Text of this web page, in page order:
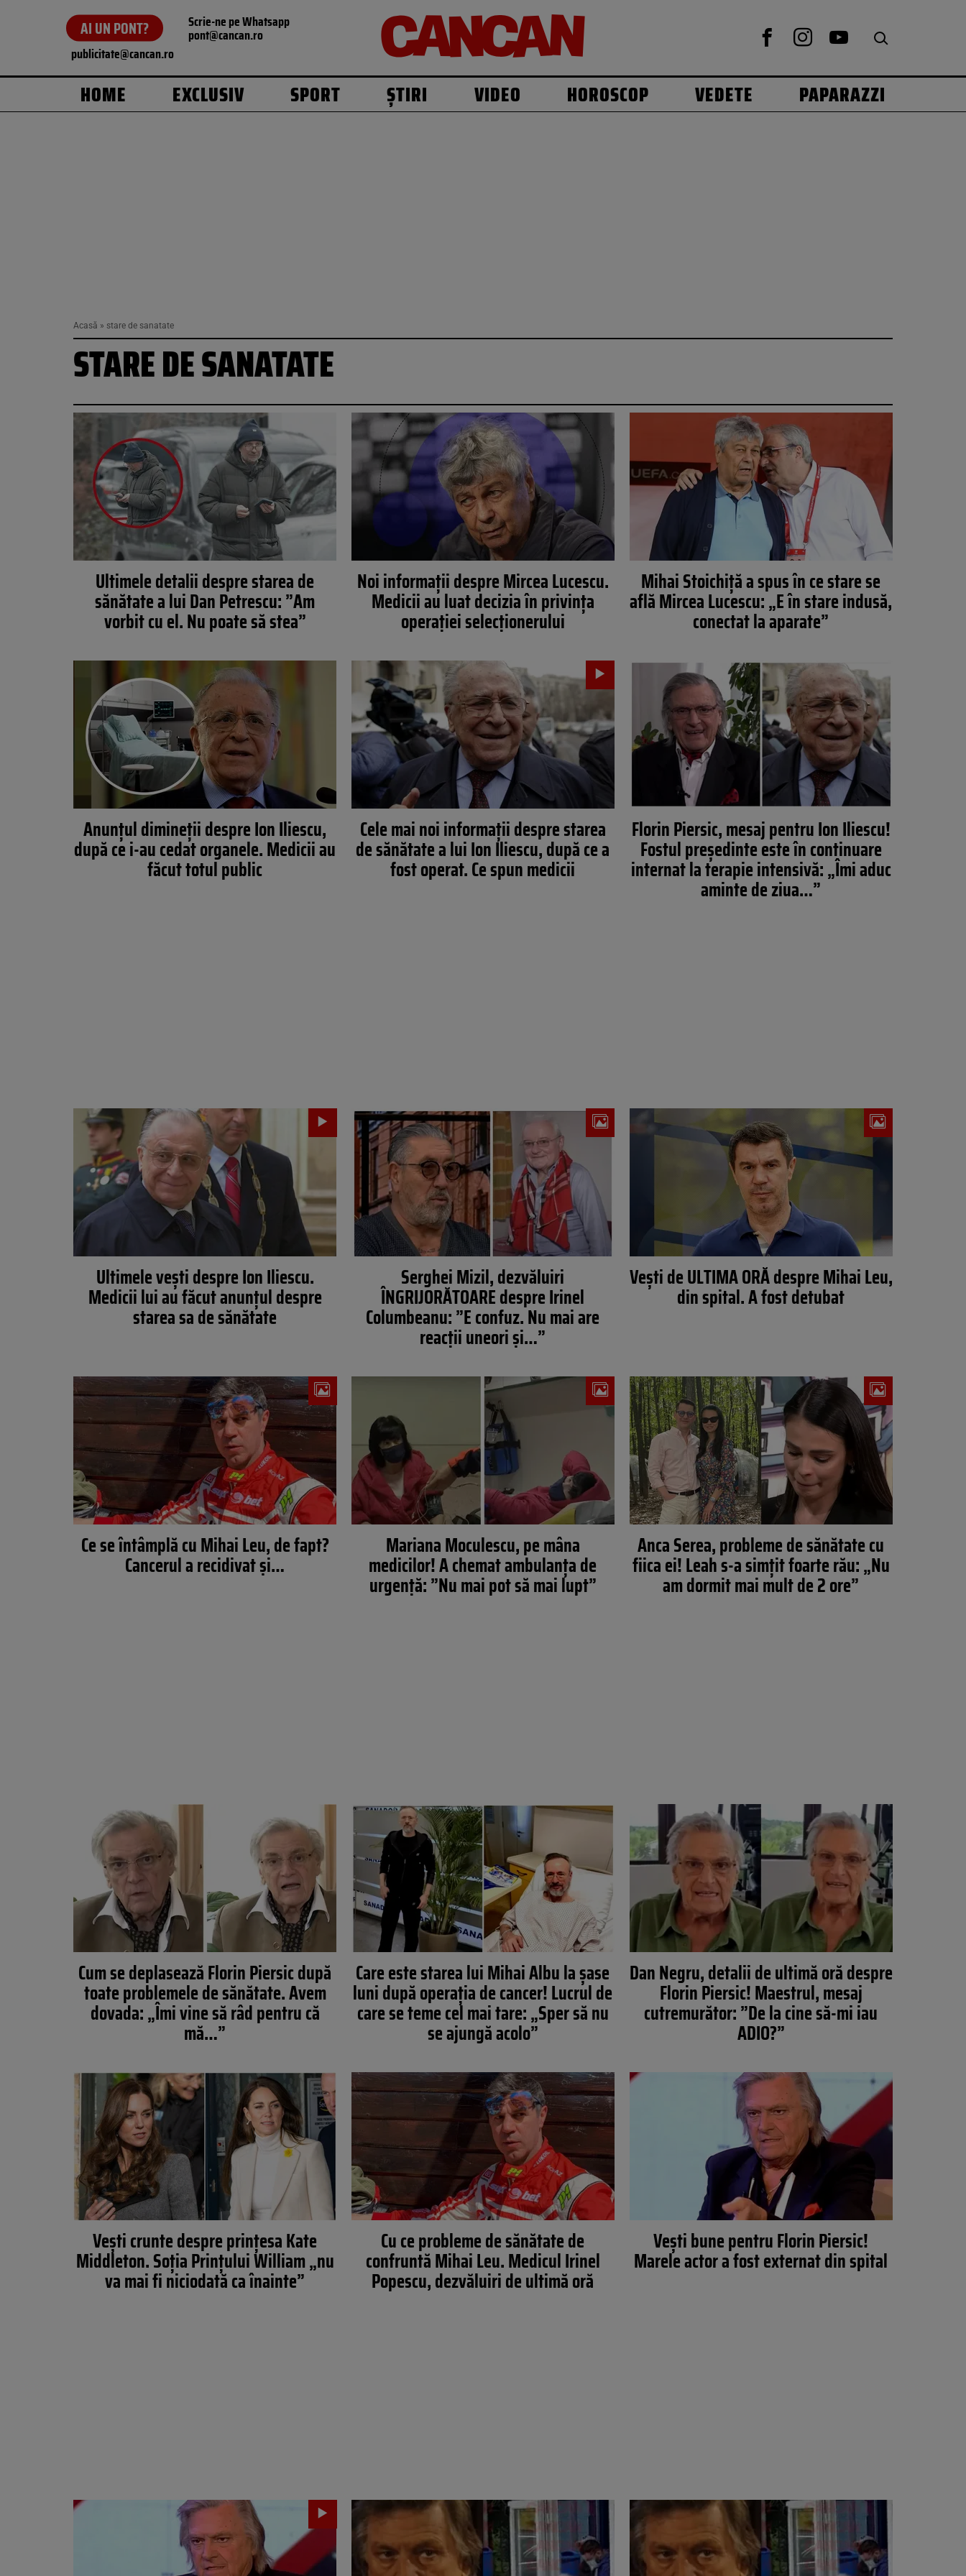
AI UN PONT? Scrie-ne pe Whatsapp
pont@cancan.ro
publicitate@cancan.ro
HOME EXCLUSIV SPORT ȘTIRI VIDEO HOROSCOP VEDETE PAPARAZZI
Acasă » stare de sanatate
STARE DE SANATATE
Ultimele detalii despre starea de
sănătate a lui Dan Petrescu: ”Am
vorbit cu el. Nu poate să stea”
Noi informații despre Mircea Lucescu.
Medicii au luat decizia în privința
operației selecționerului
Mihai Stoichiță a spus în ce stare se
află Mircea Lucescu: „E în stare indusă,
conectat la aparate”
Anunțul dimineții despre Ion Iliescu,
după ce i-au cedat organele. Medicii au
făcut totul public
Cele mai noi informații despre starea
de sănătate a lui Ion Iliescu, după ce a
fost operat. Ce spun medicii
Florin Piersic, mesaj pentru Ion Iliescu!
Fostul președinte este în continuare
internat la terapie intensivă: „Îmi aduc
aminte de ziua…”
Ultimele vești despre Ion Iliescu.
Medicii lui au făcut anunțul despre
starea sa de sănătate
Serghei Mizil, dezvăluiri
ÎNGRIJORĂTOARE despre Irinel
Columbeanu: ”E confuz. Nu mai are
reacții uneori și…”
Vești de ULTIMA ORĂ despre Mihai Leu,
din spital. A fost detubat
Ce se întâmplă cu Mihai Leu, de fapt?
Cancerul a recidivat și…
Mariana Moculescu, pe mâna
medicilor! A chemat ambulanța de
urgență: ”Nu mai pot să mai lupt”
Anca Serea, probleme de sănătate cu
fiica ei! Leah s-a simțit foarte rău: „Nu
am dormit mai mult de 2 ore”
Cum se deplasează Florin Piersic după
toate problemele de sănătate. Avem
dovada: „Îmi vine să râd pentru că
mă…”
Care este starea lui Mihai Albu la șase
luni după operația de cancer! Lucrul de
care se teme cel mai tare: „Sper să nu
se ajungă acolo”
Dan Negru, detalii de ultimă oră despre
Florin Piersic! Maestrul, mesaj
cutremurător: ”De la cine să-mi iau
ADIO?”
Vești crunte despre prințesa Kate
Middleton. Soția Prințului William „nu
va mai fi niciodată ca înainte”
Cu ce probleme de sănătate de
confruntă Mihai Leu. Medicul Irinel
Popescu, dezvăluiri de ultimă oră
Vești bune pentru Florin Piersic!
Marele actor a fost externat din spital